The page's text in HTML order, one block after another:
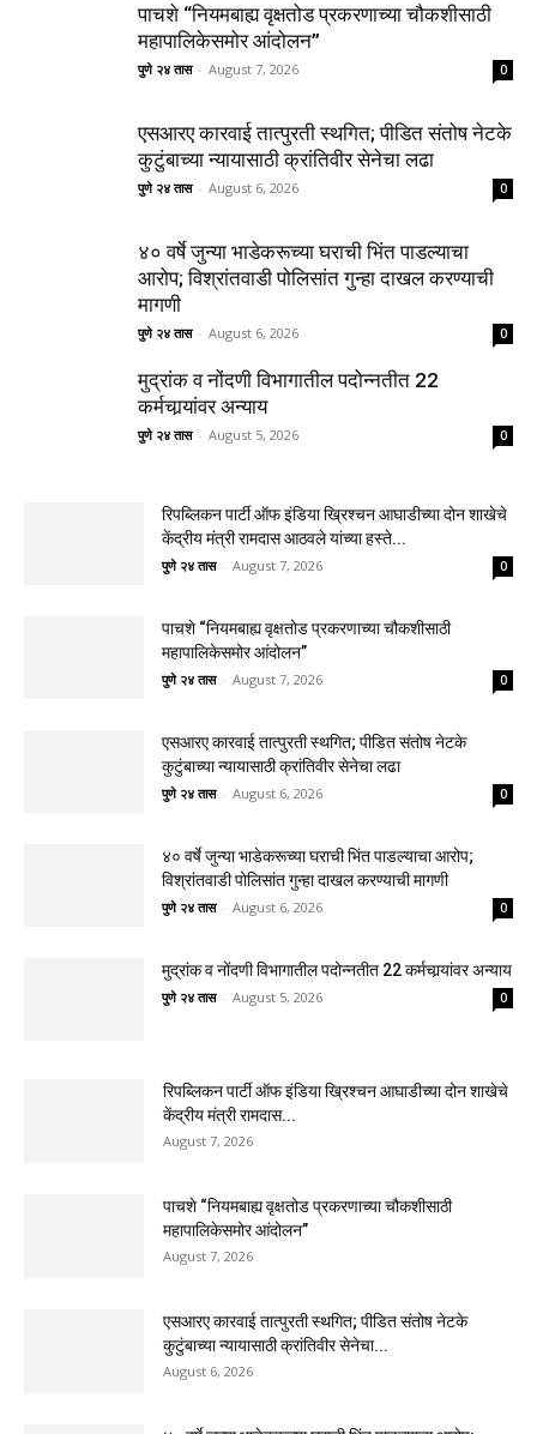
पाचशे “नियमबाह्य वृक्षतोड प्रकरणाच्या चौकशीसाठी
महापालिकेसमोर आंदोलन”
पुणे २४ तास - August 7, 2026 0
एसआरए कारवाई तात्पुरती स्थगित; पीडित संतोष नेटके
कुटुंबाच्या न्यायासाठी क्रांतिवीर सेनेचा लढा
पुणे २४ तास - August 6, 2026 0
४० वर्षे जुन्या भाडेकरूच्या घराची भिंत पाडल्याचा
आरोप; विश्रांतवाडी पोलिसांत गुन्हा दाखल करण्याची
मागणी
पुणे २४ तास - August 6, 2026 0
मुद्रांक व नोंदणी विभागातील पदोन्नतीत 22
कर्मचार्‍यांवर अन्याय
पुणे २४ तास - August 5, 2026 0
रिपब्लिकन पार्टी ऑफ इंडिया ख्रिश्चन आघाडीच्या दोन शाखेचे
केंद्रीय मंत्री रामदास आठवले यांच्या हस्ते...
पुणे २४ तास - August 7, 2026 0
पाचशे “नियमबाह्य वृक्षतोड प्रकरणाच्या चौकशीसाठी
महापालिकेसमोर आंदोलन”
पुणे २४ तास - August 7, 2026 0
एसआरए कारवाई तात्पुरती स्थगित; पीडित संतोष नेटके
कुटुंबाच्या न्यायासाठी क्रांतिवीर सेनेचा लढा
पुणे २४ तास - August 6, 2026 0
४० वर्षे जुन्या भाडेकरूच्या घराची भिंत पाडल्याचा आरोप;
विश्रांतवाडी पोलिसांत गुन्हा दाखल करण्याची मागणी
पुणे २४ तास - August 6, 2026 0
मुद्रांक व नोंदणी विभागातील पदोन्नतीत 22 कर्मचार्‍यांवर अन्याय
पुणे २४ तास - August 5, 2026 0
रिपब्लिकन पार्टी ऑफ इंडिया ख्रिश्चन आघाडीच्या दोन शाखेचे
केंद्रीय मंत्री रामदास...
August 7, 2026
पाचशे “नियमबाह्य वृक्षतोड प्रकरणाच्या चौकशीसाठी
महापालिकेसमोर आंदोलन”
August 7, 2026
एसआरए कारवाई तात्पुरती स्थगित; पीडित संतोष नेटके
कुटुंबाच्या न्यायासाठी क्रांतिवीर सेनेचा...
August 6, 2026